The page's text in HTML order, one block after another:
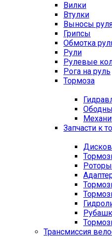
Вилки
Втулки
Выносы
Грипсы
Обмотка
Рули
Рулевые
Рога на руль
Тормоза
Запчасти к
Трансмиссия